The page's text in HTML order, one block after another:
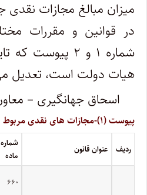
میزان مبالغ مجازات نقدی
در قوانین و مقررات
شماره ۱ و ۲
هیات دولت است، تعدیل
اسحاق جهانگیری –
پیوست (۱)-مجازات های نقدی مربوط به جرایم
ردیف عنوان قانون
شماره
ماده
۶۶۰